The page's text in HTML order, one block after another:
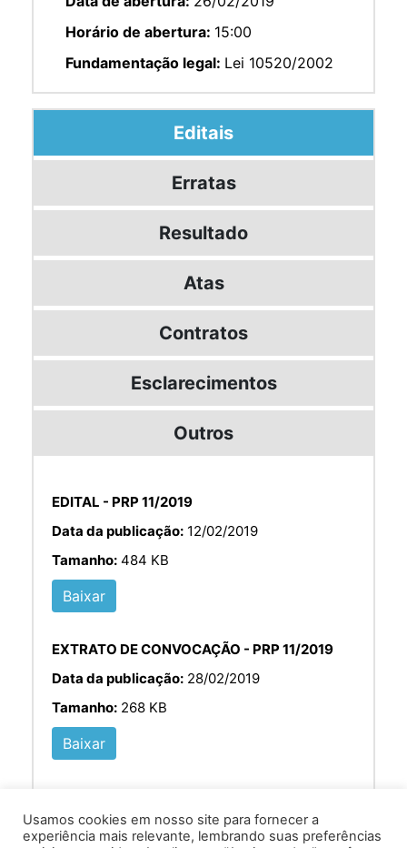
Horário de abertura: 15:00
Fundamentação legal: Lei 10520/2002
Editais
Erratas
Resultado
Atas
Contratos
Esclarecimentos
Outros
EDITAL - PRP 11/2019
Data da publicação: 12/02/2019
Tamanho: 484 KB
Baixar
EXTRATO DE CONVOCAÇÃO - PRP 11/2019
Data da publicação: 28/02/2019
Tamanho: 268 KB
Baixar
Usamos cookies em nosso site para fornecer a
experiência mais relevante, lembrando suas preferências